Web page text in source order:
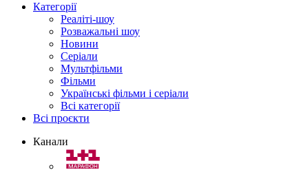
Категорії
Реаліті-шоу
Розважальні шоу
Новини
Серіали
Мультфільми
Фільми
Українські фільми і серіали
Всі категорії
Всі проєкти
Канали